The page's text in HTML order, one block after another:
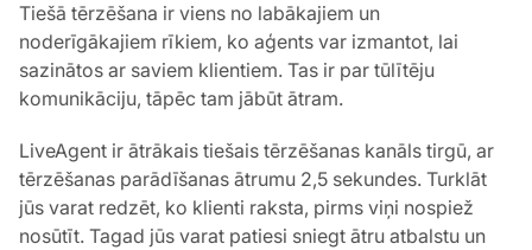
Tiešā tērzēšana ir viens no labākajiem un
noderīgākajiem rīkiem, ko aģents var izmantot, lai
sazinātos ar saviem klientiem. Tas ir par tūlītēju
komunikāciju, tāpēc tam jābūt ātram.
LiveAgent ir ātrākais tiešais tērzēšanas kanāls tirgū, ar
tērzēšanas parādīšanas ātrumu 2,5 sekundes. Turklāt
jūs varat redzēt, ko klienti raksta, pirms viņi nospiež
nosūtīt. Tagad jūs varat patiesi sniegt ātru atbalstu un